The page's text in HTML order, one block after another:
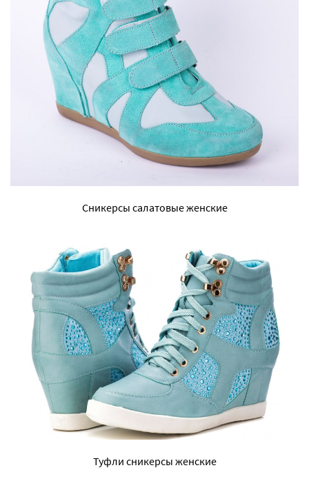
Сникерсы салатовые женские
Туфли сникерсы женские